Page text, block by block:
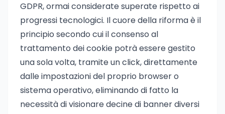
GDPR, ormai considerate superate rispetto ai
progressi tecnologici. Il cuore della riforma è il
principio secondo cui il consenso al
trattamento dei cookie potrà essere gestito
una sola volta, tramite un click, direttamente
dalle impostazioni del proprio browser o
sistema operativo, eliminando di fatto la
necessità di visionare decine di banner diversi